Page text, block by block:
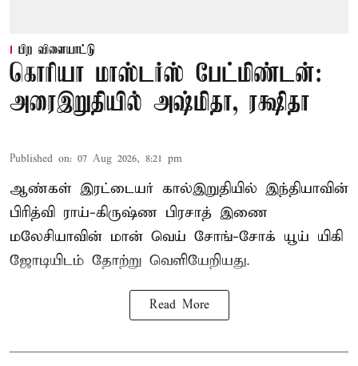
பிற விளையாட்டு
கொரியா மாஸ்டர்ஸ் பேட்மிண்டன்:
அரைஇறுதியில் அஷ்மிதா, ரக்ஷிதா
Published on: 07 Aug 2026, 8:21 pm
ஆண்கள் இரட்டையர் கால்இறுதியில் இந்தியாவின்
பிரித்வி ராய்-கிருஷ்ண பிரசாத் இணை
மலேசியாவின் மான் வெய் சோங்-சோக் யூய் யிகி
ஜோடியிடம் தோற்று வெளியேறியது.
Read More